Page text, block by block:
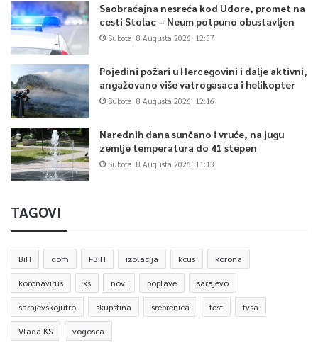
Saobraćajna nesreća kod Udore, promet na
cesti Stolac – Neum potpuno obustavljen
Subota, 8 Augusta 2026, 12:37
Pojedini požari u Hercegovini i dalje aktivni,
angažovano više vatrogasaca i helikopter
Subota, 8 Augusta 2026, 12:16
Narednih dana sunčano i vruće, na jugu
zemlje temperatura do 41 stepen
Subota, 8 Augusta 2026, 11:13
TAGOVI
BiH dom FBiH izolacija kcus korona
koronavirus ks novi poplave sarajevo
sarajevskojutro skupstina srebrenica test tvsa
Vlada KS vogosca